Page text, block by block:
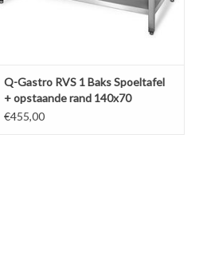
Q-Gastro RVS 1 Baks Spoeltafel
+ opstaande rand 140x70
(Nieuw)
€455,00